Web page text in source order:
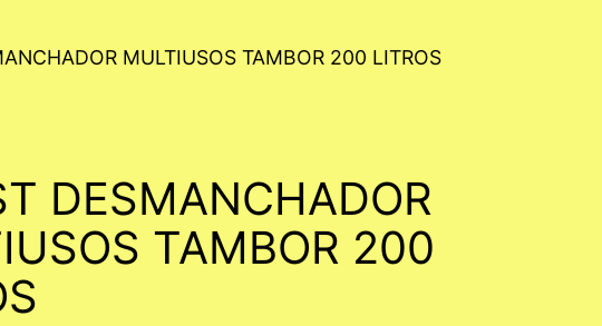
MULTIUSOS TAMBOR 200 LITROS
DESMANCHADOR
TAMBOR 200